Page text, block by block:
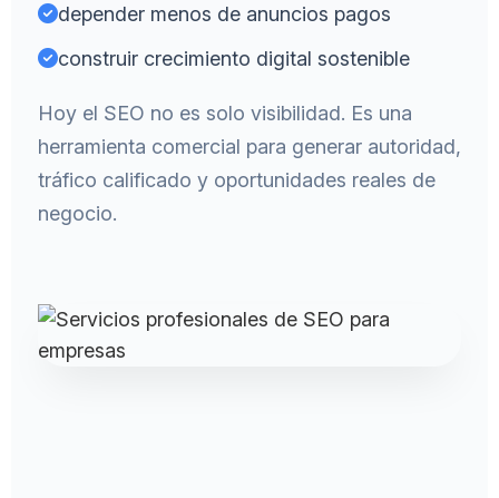
depender menos de anuncios pagos
construir crecimiento digital sostenible
Hoy el SEO no es solo visibilidad. Es una
herramienta comercial para generar autoridad,
tráfico calificado y oportunidades reales de
negocio.